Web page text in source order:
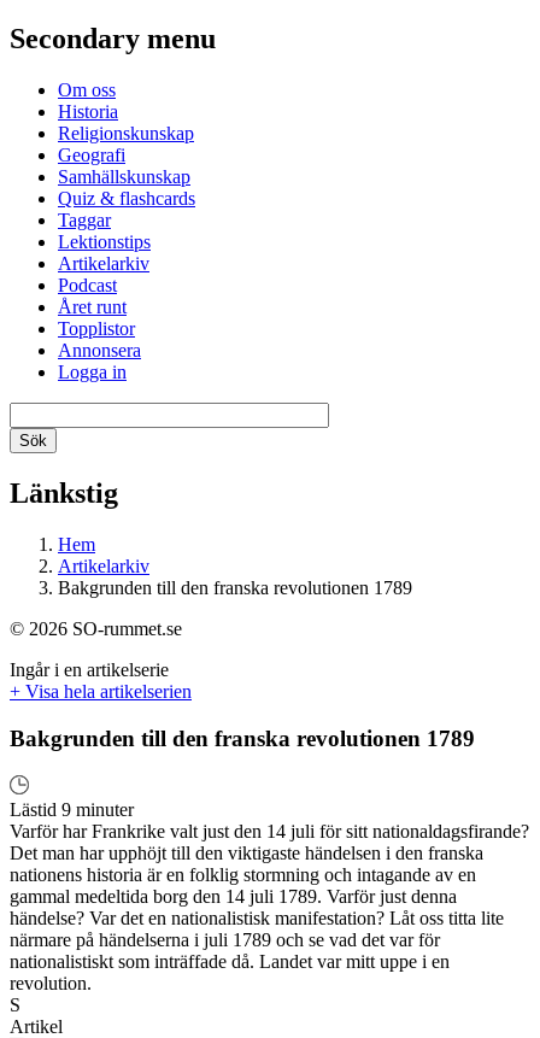
Secondary menu
Om oss
Historia
Religionskunskap
Geografi
Samhällskunskap
Quiz & flashcards
Taggar
Lektionstips
Artikelarkiv
Podcast
Året runt
Topplistor
Annonsera
Logga in
Länkstig
Hem
Artikelarkiv
Bakgrunden till den franska revolutionen 1789
© 2026 SO-rummet.se
Ingår i en artikelserie
+ Visa hela artikelserien
Bakgrunden till den franska revolutionen 1789
Lästid 9 minuter
Varför har Frankrike valt just den 14 juli för sitt nationaldagsfirande?
Det man har upphöjt till den viktigaste händelsen i den franska
nationens historia är en folklig stormning och intagande av en
gammal medeltida borg den 14 juli 1789. Varför just denna
händelse? Var det en nationalistisk manifestation? Låt oss titta lite
närmare på händelserna i juli 1789 och se vad det var för
nationalistiskt som inträffade då. Landet var mitt uppe i en
revolution.
S
Artikel